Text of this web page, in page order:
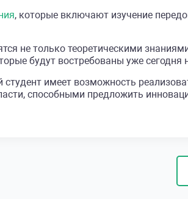
, которые включают изучение
не только теоретическими
будут востребованы уже сегодня
имеет возможность
способными предложить